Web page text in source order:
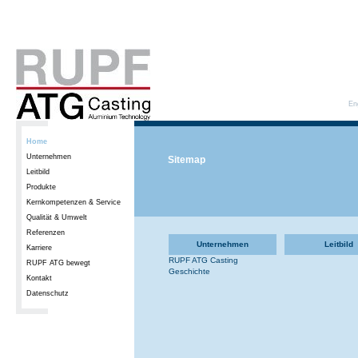
Home
Unternehmen
Leitbild
Produkte
Kernkompetenzen & Service
Qualität & Umwelt
Referenzen
Karriere
RUPF ATG bewegt
Kontakt
Datenschutz
Sitemap
Unternehmen
RUPF ATG Casting
Geschichte
Leitbild